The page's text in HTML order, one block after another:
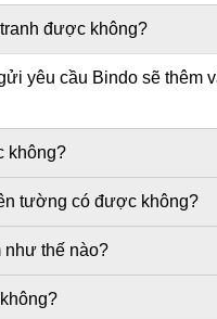
được không?
yêu cầu Bindo sẽ
không?
tường có được không?
như thế nào?